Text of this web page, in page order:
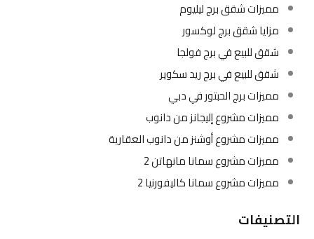
مميزات شقق برج ليليوم
مزايا شقق برج لوكسور
شقق للبيع في برج فولجا
شقق للبيع في برج ريد سكوير
مميزات برج الحبتور في دبي
مميزات مشروع إليجانز من دانوب
مميزات مشروع أوشنز من دانوب العقارية
مميزات مشروع سمانا مانهاتن 2
مميزات مشروع سمانا كاليفورنيا 2
التصنيفات